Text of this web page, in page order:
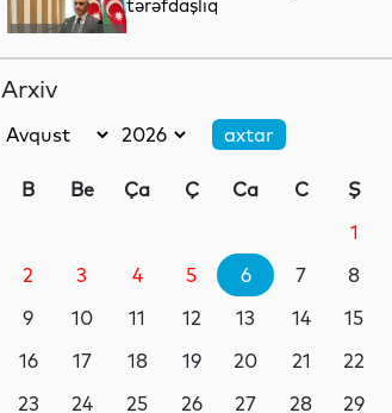
YAP xəbərləri
tərəfdaşlıq
Dünya
təkzib edib
05 Avqust 21:57
İqtisadiyyat
Qızılın qiyməti 4200 dolları
05 Avqust 21:37
Arxiv
B Be Ça Ç Ca C
Ş
1
2
3 4 5 6 7
8
9
10 11 12 13 14
15
16
17 18 19 20 21
22
23
24 25 26 27 28
29